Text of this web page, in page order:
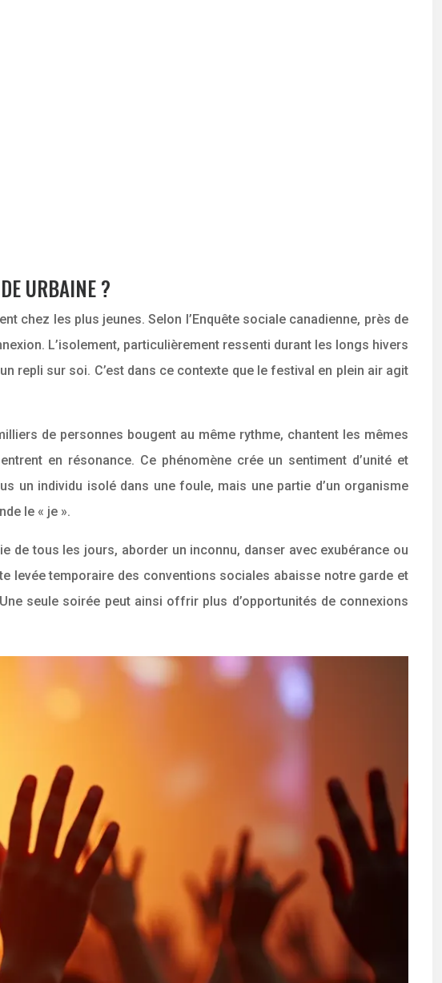
URBAINE ?
chez les plus jeunes. Selon l’Enquête sociale canadienne, près de
L’isolement, particulièrement ressenti durant les longs hivers
repli sur soi. C’est dans ce contexte que le festival en plein air agit
de personnes bougent au même rythme, chantent les mêmes
en résonance. Ce phénomène crée un sentiment d’unité et
un individu isolé dans une foule, mais une partie d’un organisme
le « je ».
de tous les jours, aborder un inconnu, danser avec exubérance ou
levée temporaire des conventions sociales abaisse notre garde et
seule soirée peut ainsi offrir plus d’opportunités de connexions